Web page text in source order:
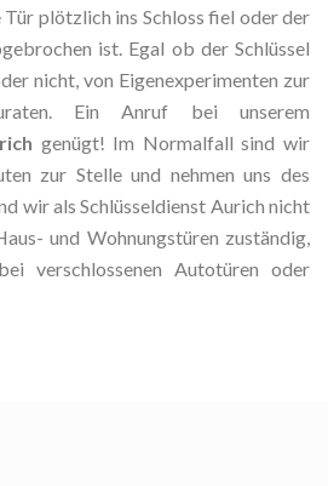
plötzlich ins Schloss fiel oder der
ist. Egal ob der Schlüssel
nicht, von Eigenexperimenten zur
Ein Anruf bei unserem
genügt! Im Normalfall sind wir
zur Stelle und nehmen uns des
wir als Schlüsseldienst Aurich nicht
und Wohnungstüren zuständig,
verschlossenen Autotüren oder